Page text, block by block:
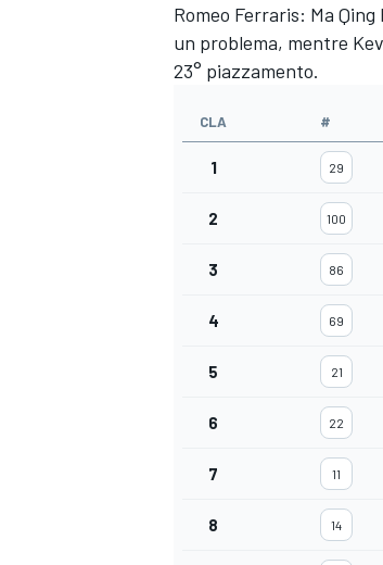
Romeo Ferraris: Ma
un problema, mentre
23° piazzamento.
CLA #
1 29
2 100
3 86
4 69
5 21
6 22
7 11
8 14